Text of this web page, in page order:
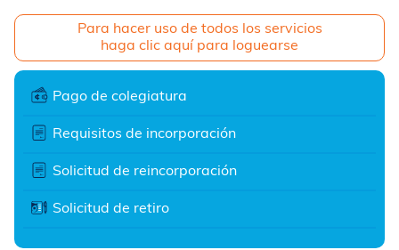
Para hacer uso de todos los servicios
haga clic aquí para loguearse
Pago de colegiatura
Requisitos de incorporación
Solicitud de reincorporación
Solicitud de retiro